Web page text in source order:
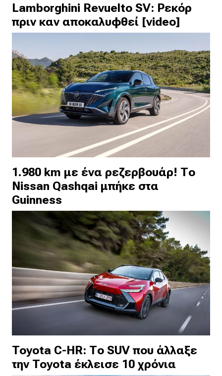
Lamborghini Revuelto SV: Ρεκόρ
πριν καν αποκαλυφθεί [video]
1.980 km με ένα ρεζερβουάρ! Το
Nissan Qashqai μπήκε στα
Guinness
Toyota C-HR: Το SUV που άλλαξε
την Toyota έκλεισε 10 χρόνια